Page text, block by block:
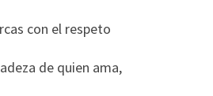
con el respeto
de quien ama,